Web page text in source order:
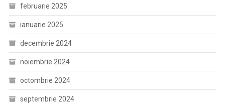
februarie 2025
ianuarie 2025
decembrie 2024
noiembrie 2024
octombrie 2024
septembrie 2024